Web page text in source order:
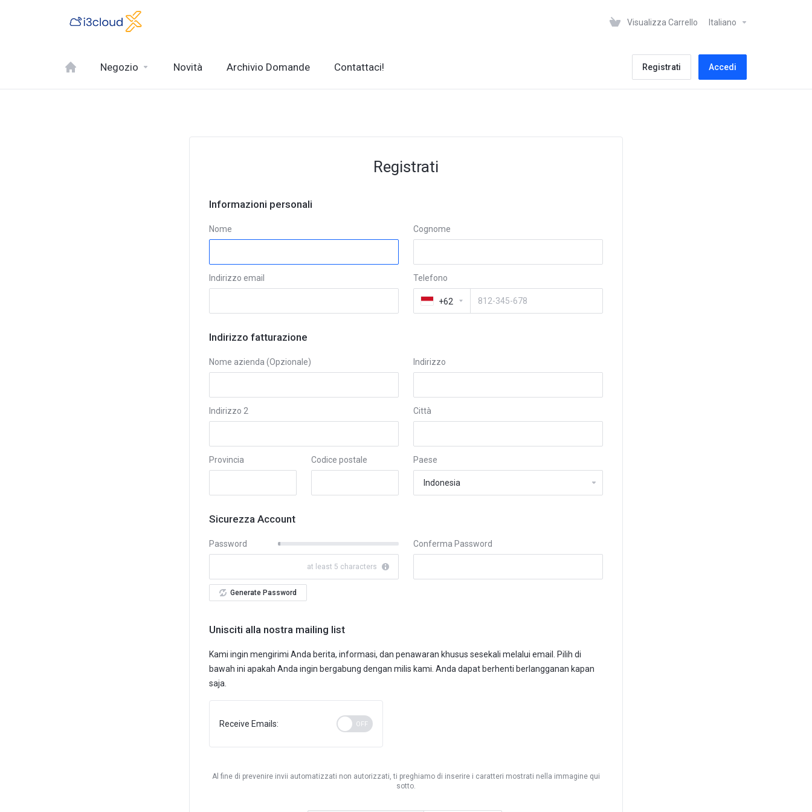
Visualizza Carrello Italiano
Negozio Novità Archivio Domande Contattaci! Registrati Accedi
Registrati
Informazioni personali
Nome Cognome
Indirizzo email Telefono
+62
Indirizzo fatturazione
Nome azienda (Opzionale) Indirizzo
Indirizzo 2 Città
Provincia Codice postale Paese
Sicurezza Account
Password
at least 5 characters
Generate Password
Password
Rating:
0%
Conferma Password
Unisciti alla nostra mailing list
Kami ingin mengirimi Anda berita, informasi, dan penawaran khusus sesekali melalui email. Pilih di
bawah ini apakah Anda ingin bergabung dengan milis kami. Anda dapat berhenti berlangganan kapan
saja.
Receive Emails:
Al fine di prevenire invii automatizzati non autorizzati, ti preghiamo di inserire i caratteri mostrati nella immagine qui
sotto.